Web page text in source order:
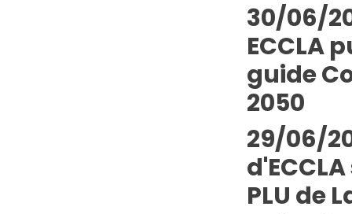
30/06/
ECCLA
guide
2050
29/06/
PLU de